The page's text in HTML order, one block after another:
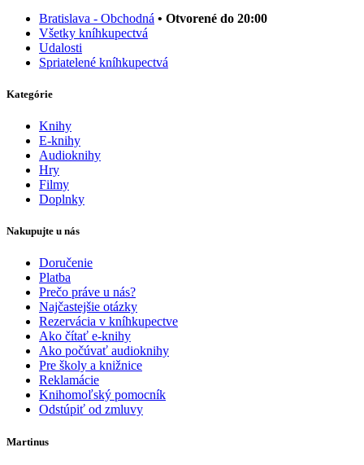
Bratislava - Obchodná • Otvorené do 20:00
Všetky kníhkupectvá
Udalosti
Spriatelené kníhkupectvá
Kategórie
Knihy
E-knihy
Audioknihy
Hry
Filmy
Doplnky
Nakupujte u nás
Doručenie
Platba
Prečo práve u nás?
Najčastejšie otázky
Rezervácia v kníhkupectve
Ako čítať e-knihy
Ako počúvať audioknihy
Pre školy a knižnice
Reklamácie
Knihomoľský pomocník
Odstúpiť od zmluvy
Martinus